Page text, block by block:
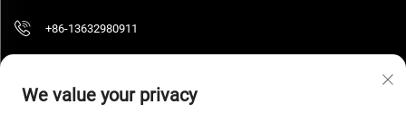
+86-13632980911
We value your privacy